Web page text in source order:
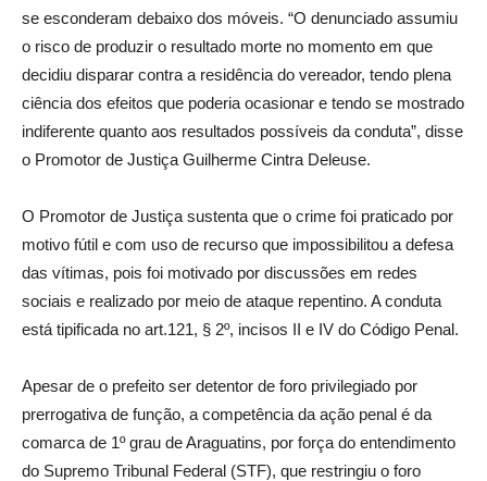
se esconderam debaixo dos móveis. “O denunciado assumiu
o risco de produzir o resultado morte no momento em que
decidiu disparar contra a residência do vereador, tendo plena
ciência dos efeitos que poderia ocasionar e tendo se mostrado
indiferente quanto aos resultados possíveis da conduta”, disse
o Promotor de Justiça Guilherme Cintra Deleuse.
O Promotor de Justiça sustenta que o crime foi praticado por
motivo fútil e com uso de recurso que impossibilitou a defesa
das vítimas, pois foi motivado por discussões em redes
sociais e realizado por meio de ataque repentino. A conduta
está tipificada no art.121, § 2º, incisos II e IV do Código Penal.
Apesar de o prefeito ser detentor de foro privilegiado por
prerrogativa de função, a competência da ação penal é da
comarca de 1º grau de Araguatins, por força do entendimento
do Supremo Tribunal Federal (STF), que restringiu o foro